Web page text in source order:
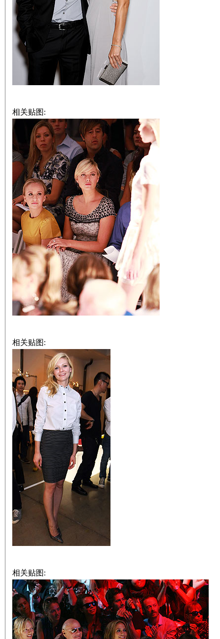
相关贴图:
相关贴图:
相关贴图: